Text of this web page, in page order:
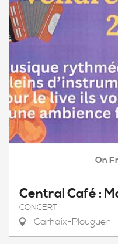
On
Central Café :
CONCERT
Carhaix-Plouguer